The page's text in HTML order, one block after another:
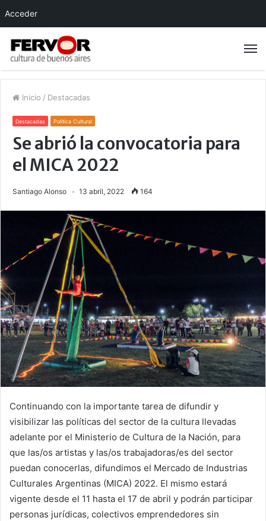
Inicio / Destacadas
Destacadas Política Cultural
Se abrió la convocatoria para
el MICA 2022
Santiago Alonso 13 abril, 2022 164
Continuando con la importante tarea de difundir y
visibilizar las políticas del sector de la cultura llevadas
adelante por el Ministerio de Cultura de la Nación, para
que las/os artistas y las/os trabajadoras/es del sector
puedan conocerlas, difundimos el Mercado de Industrias
Culturales Argentinas (MICA) 2022. El mismo estará
vigente desde el 11 hasta el 17 de abril y podrán participar
personas jurídicas, colectivos emprendedores sin
Acceder